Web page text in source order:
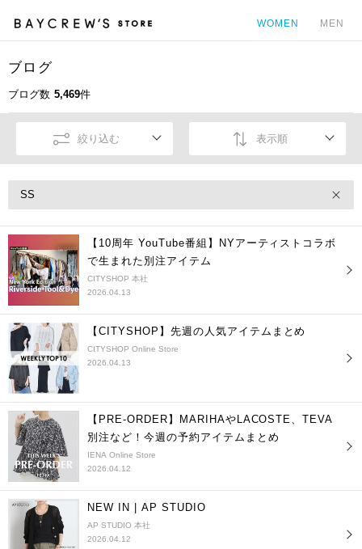
WOMEN MEN
ブログ
ブログ数 5,469件
絞り込む 表示順
SS
【10周年 YouTube番組】NYアーティストコラボ
で生まれた別注アイテム
CITYSHOP 本社
2026.04.13
【CITYSHOP】先週の人気アイテムまとめ
CITYSHOP Online Store
2026.04.13
【PRE-ORDER】MARIHAやLACOSTE、TEVA
別注など！今週の予約アイテムまとめ
IENA Online Store
2026.04.12
NEW IN | AP STUDIO
AP STUDIO 本社
2026.04.12